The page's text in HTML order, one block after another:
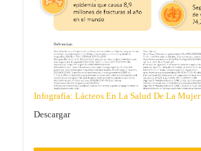
Infografía: Lácteos En La Salud De La Mujer
Descargar